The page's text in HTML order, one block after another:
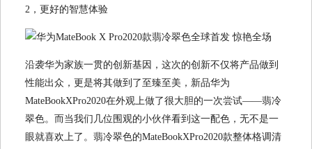
2，更好的智慧体验
沿袭华为家族一贯的创新基因，这次的创新不仅将产品做到
性能出众，更是将其做到了至臻至美，新品华为
MateBookXPro2020在外观上做了很大胆的一次尝试——翡冷
翠色。而当我们几位围观的小伙伴看到这一配色，无不是一
眼就喜欢上了。翡冷翠色的MateBookXPro2020款整体格调清